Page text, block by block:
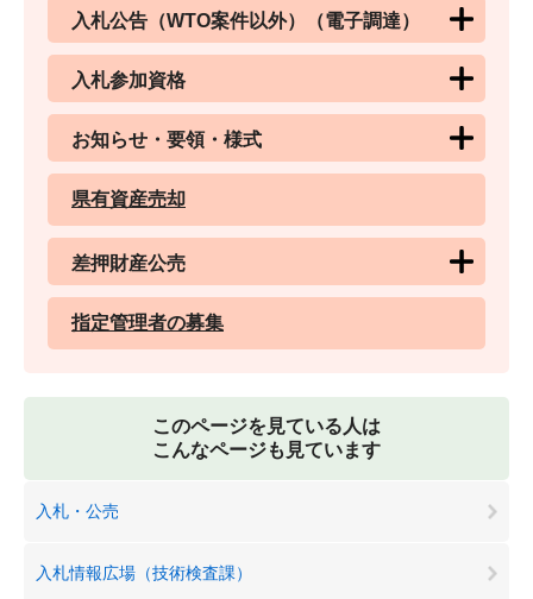
入札公告（WTO案件以外）（電子調達）
入札参加資格
お知らせ・要領・様式
県有資産売却
差押財産公売
指定管理者の募集
このページを見ている人は
こんなページも見ています
入札・公売
入札情報広場（技術検査課）